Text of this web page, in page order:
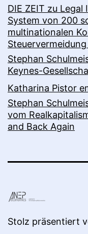
DIE ZEIT zu
System von 200
multinationalen
Stephan
Keynes-
Katharina Pistor
Stephan
vom
and Back Again
Stolz präsentiert